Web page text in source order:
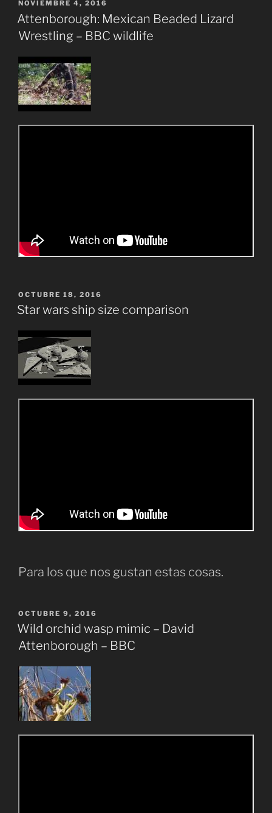
PUBLICADO
EL
NOVIEMBRE 4, 2016
Attenborough: Mexican Beaded Lizard
Wrestling – BBC wildlife
PUBLICADO
EL
OCTUBRE 18, 2016
Star wars ship size comparison
Para los que nos gustan estas cosas.
PUBLICADO
EL
OCTUBRE 9, 2016
Wild orchid wasp mimic – David
Attenborough – BBC